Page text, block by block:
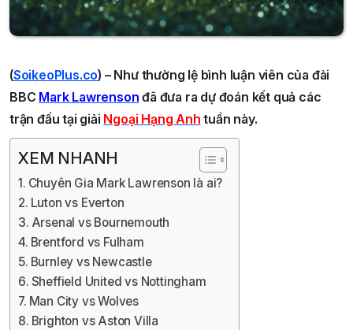
(SoikeoPlus.co) – Như thường lệ bình luận viên của đài
BBC Mark Lawrenson đã đưa ra dự đoán kết quả các
trận đấu tại giải Ngoại Hạng Anh tuần này.
XEM NHANH
Chuyên Gia Mark Lawrenson là ai?
Luton vs Everton
Arsenal vs Bournemouth
Brentford vs Fulham
Burnley vs Newcastle
Sheffield United vs Nottingham
Man City vs Wolves
Brighton vs Aston Villa